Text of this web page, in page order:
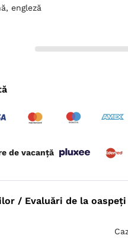
engleză
de vacanță
/ Evaluări de la